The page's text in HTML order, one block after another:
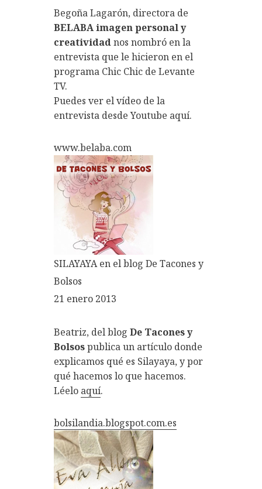
Begoña Lagarón, directora de
BELABA imagen personal y
creatividadnos nombró en la
entrevista que le hicieron en el
programa Chic Chic de Levante
TV.
Puedes ver el vídeo de la
entrevista desde Youtube aquí.
www.belaba.com
SILAYAYA en el blog De Tacones y
Bolsos
21 enero 2013
Beatriz, del blog De Tacones y
Bolsospublica un artículo donde
explicamos qué es Silayaya, y por
qué hacemos lo que hacemos.
Léelo aquí.
bolsilandia.blogspot.com.es